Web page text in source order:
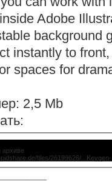
Adobe
background
instantly to
spaces for
2,5 Mb
архиве
files/26199626/